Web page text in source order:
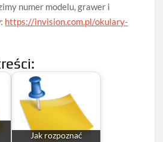
numer modelu, grawer i
https://invision.com.pl/okulary-
Jak rozpoznać